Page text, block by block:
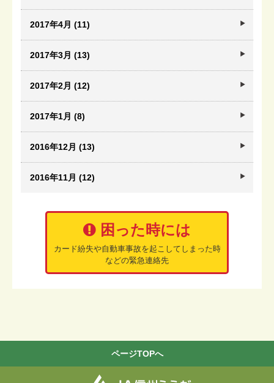
2017年4月 (11)
2017年3月 (13)
2017年2月 (12)
2017年1月 (8)
2016年12月 (13)
2016年11月 (12)
困った時には
カード紛失や自動車事故を起こしてしまった時
などの緊急連絡先
ページTOPへ